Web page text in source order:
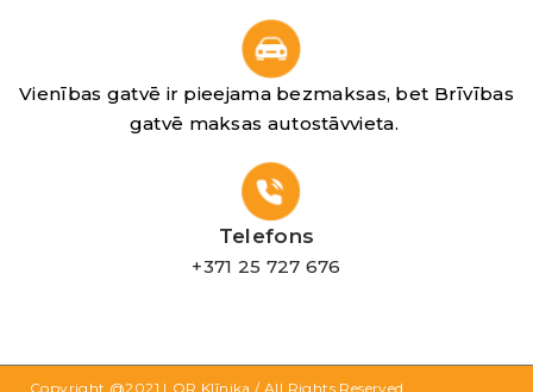
Vienības gatvē ir pieejama bezmaksas, bet Brīvības
gatvē maksas autostāvvieta.
Telefons
+371 25 727 676
Copyright @2021 LOR Klīnika / All Rights Reserved